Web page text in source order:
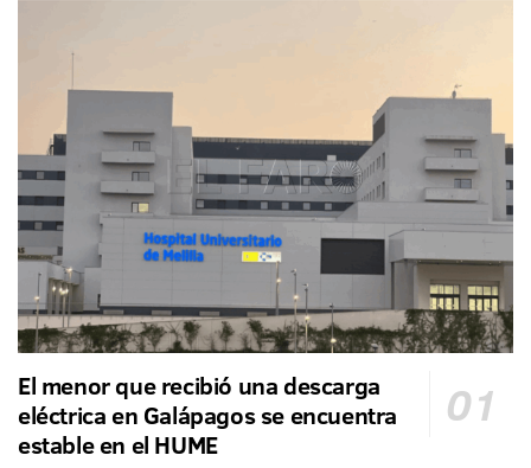
El menor que recibió una descarga
eléctrica en Galápagos se encuentra
estable en el HUME